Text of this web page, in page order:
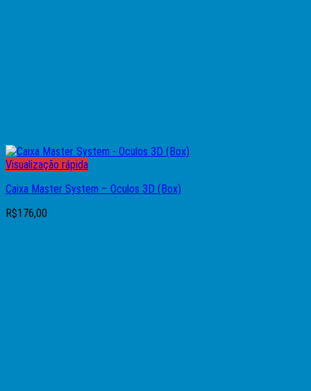
Visualização rápida
Caixa Master System – Oculos 3D (Box)
R$176,00